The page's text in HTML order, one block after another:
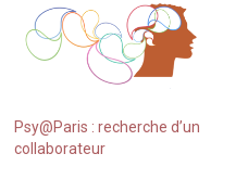
Psy@Paris : recherche d’un
collaborateur